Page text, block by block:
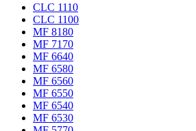
CLC 1110
CLC 1100
MF 8180
MF 7170
MF 6640
MF 6580
MF 6560
MF 6550
MF 6540
MF 6530